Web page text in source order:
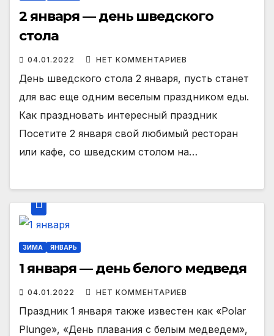
2 января — день шведского
стола
04.01.2022 НЕТ КОММЕНТАРИЕВ
День шведского стола 2 января, пусть станет
для вас еще одним веселым праздником еды.
Как праздновать интересный праздник
Посетите 2 января свой любимый ресторан
или кафе, со шведским столом на…
ЗИМА ЯНВАРЬ
1 января — день белого медведя
04.01.2022 НЕТ КОММЕНТАРИЕВ
Праздник 1 января также известен как «Polar
Plunge», «День плавания с белым медведем»,